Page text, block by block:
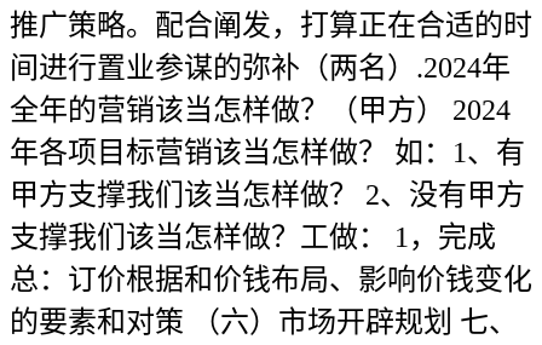
推广策略。配合阐发，打算正在合适的时
间进行置业参谋的弥补（两名）.2024年
全年的营销该当怎样做？（甲方） 2024
年各项目标营销该当怎样做？ 如：1、有
甲方支撑我们该当怎样做？ 2、没有甲方
支撑我们该当怎样做？工做： 1，完成
总：订价根据和价钱布局、影响价钱变化
的要素和对策 （六）市场开辟规划 七、